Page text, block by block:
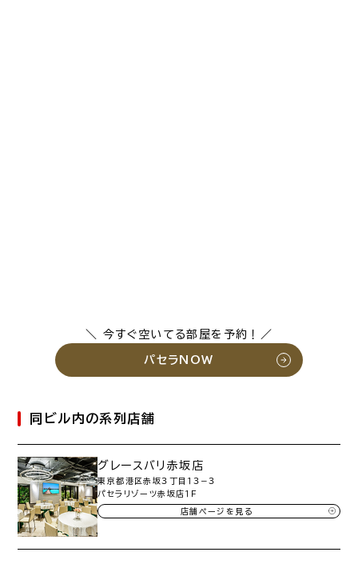
＼ 今すぐ空いてる部屋を予約！／
パセラNOW
同ビル内の系列店舗
グレースバリ赤坂店
東京都港区赤坂３丁目１３−３
パセラリゾーツ赤坂店１Ｆ
店舗ページを見る